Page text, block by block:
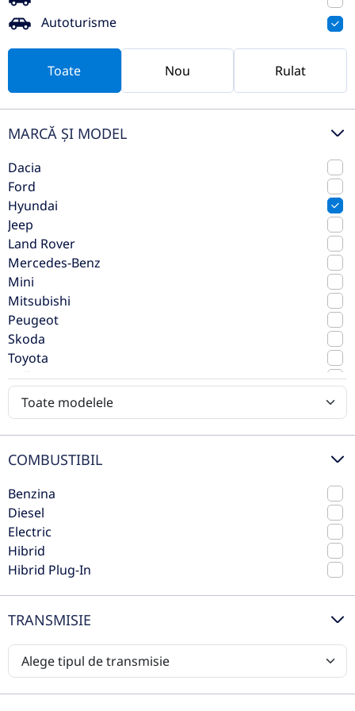
Preț de listă
20.981€
TVA inclus deductibil
Hyundai Tucson 2.0 CRDi N-Line
Mild-Hybrid 4WD
2020
122.941 km
4x4 (automat)
Preț de listă
21.989€
nou
Autoturisme
Toate Nou Rulat
MARCĂ ȘI MODEL
Dacia
Ford
Hyundai
Jeep
Land Rover
Mercedes-Benz
Mini
Mitsubishi
Peugeot
Skoda
Toyota
Volkswagen
Volvo
COMBUSTIBIL
Benzina
Diesel
Electric
Hibrid
Hibrid Plug-In
TRANSMISIE